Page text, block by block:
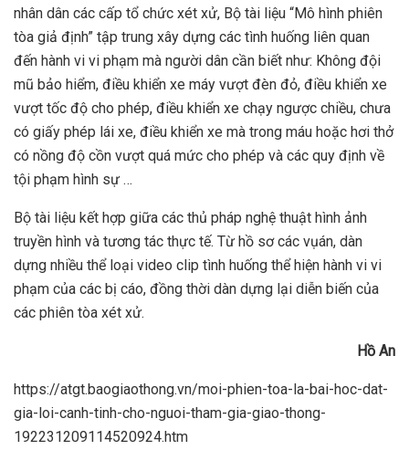
nhân dân các cấp tổ chức xét xử, Bộ tài liệu “Mô hình phiên
tòa giả định” tập trung xây dựng các tình huống liên quan
đến hành vi vi phạm mà người dân cần biết như: Không đội
mũ bảo hiểm, điều khiển xe máy vượt đèn đỏ, điều khiển xe
vượt tốc độ cho phép, điều khiển xe chạy ngược chiều, chưa
có giấy phép lái xe, điều khiển xe mà trong máu hoặc hơi thở
có nồng độ cồn vượt quá mức cho phép và các quy định về
tội phạm hình sự …
Bộ tài liệu kết hợp giữa các thủ pháp nghệ thuật hình ảnh
truyền hình và tương tác thực tế. Từ hồ sơ các vụán, dàn
dựng nhiều thể loại video clip tình huống thể hiện hành vi vi
phạm của các bị cáo, đồng thời dàn dựng lại diễn biến của
các phiên tòa xét xử.
Hồ An
https://atgt.baogiaothong.vn/moi-phien-toa-la-bai-hoc-dat-
gia-loi-canh-tinh-cho-nguoi-tham-gia-giao-thong-
192231209114520924.htm